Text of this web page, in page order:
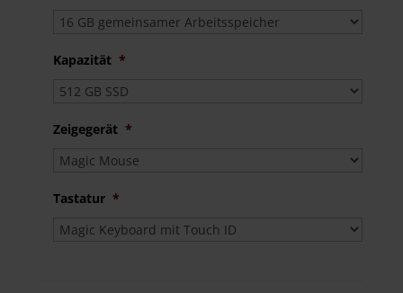
Kapazität *
Zeigegerät *
Tastatur *